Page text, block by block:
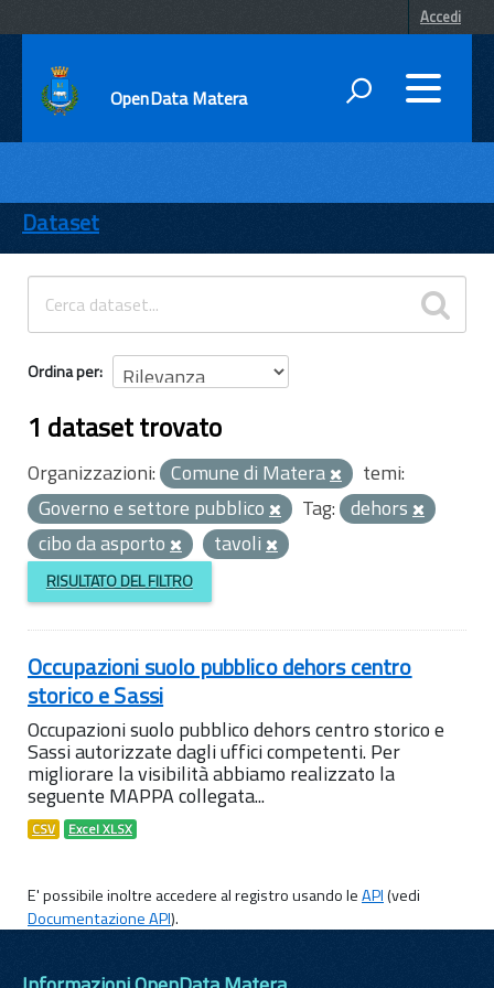
Accedi
OpenData Matera
ENTI
TEMI
INFORMAZIONI
Dataset
Ordina per
1 dataset trovato
Organizzazioni: Comune di Matera
temi:
Governo e settore pubblico
Tag: dehors
cibo da asporto
tavoli
RISULTATO DEL FILTRO
Occupazioni suolo pubblico dehors centro
storico e Sassi
Occupazioni suolo pubblico dehors centro storico e
Sassi autorizzate dagli uffici competenti. Per
migliorare la visibilità abbiamo realizzato la
seguente MAPPA collegata...
CSV Excel XLSX
E' possibile inoltre accedere al registro usando leAPI(vedi
Documentazione API).